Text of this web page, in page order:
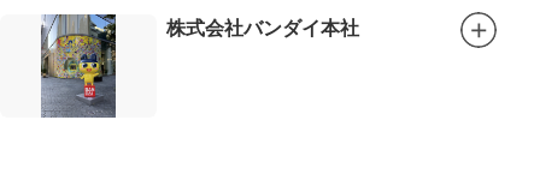
株式会社バンダイ本社